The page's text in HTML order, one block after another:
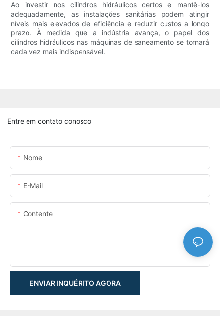
Ao investir nos cilindros hidráulicos certos e mantê-los
adequadamente, as instalações sanitárias podem atingir
níveis mais elevados de eficiência e reduzir custos a longo
prazo. À medida que a indústria avança, o papel dos
cilindros hidráulicos nas máquinas de saneamento se tornará
cada vez mais indispensável.
Entre em contato conosco
Nome
E-Mail
Contente
ENVIAR INQUÉRITO AGORA